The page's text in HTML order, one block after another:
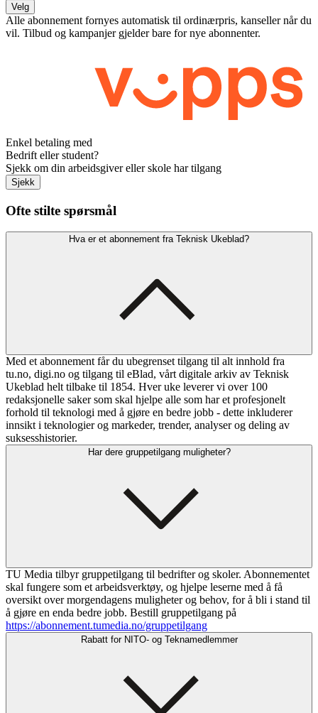
Velg
Alle abonnement fornyes automatisk til ordinærpris, kanseller når du
vil. Tilbud og kampanjer gjelder bare for nye abonnenter.
Enkel betaling med
Bedrift eller student?
Sjekk om din arbeidsgiver eller skole har tilgang
Sjekk
Ofte stilte spørsmål
Hva er et abonnement fra Teknisk Ukeblad?
Med et abonnement får du ubegrenset tilgang til alt innhold fra
tu.no, digi.no og tilgang til eBlad, vårt digitale arkiv av Teknisk
Ukeblad helt tilbake til 1854. Hver uke leverer vi over 100
redaksjonelle saker som skal hjelpe alle som har et profesjonelt
forhold til teknologi med å gjøre en bedre jobb - dette inkluderer
innsikt i teknologier og markeder, trender, analyser og deling av
suksesshistorier.
Har dere gruppetilgang muligheter?
TU Media tilbyr gruppetilgang til bedrifter og skoler. Abonnementet
skal fungere som et arbeidsverktøy, og hjelpe leserne med å få
oversikt over morgendagens muligheter og behov, for å bli i stand til
å gjøre en enda bedre jobb. Bestill gruppetilgang på
https://abonnement.tumedia.no/gruppetilgang
Rabatt for NITO- og Teknamedlemmer